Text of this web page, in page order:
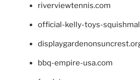
riverviewtennis.com
official-kelly-toys-
bbq-empire-usa.com